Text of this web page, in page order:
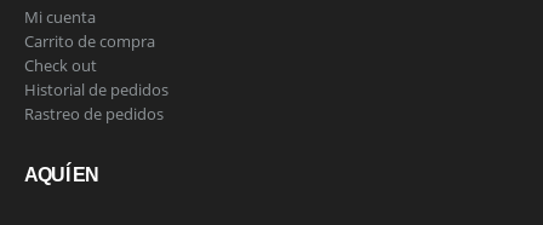
Mi cuenta
Carrito de compra
Check out
Historial de pedidos
Rastreo de pedidos
AQUÍ EN